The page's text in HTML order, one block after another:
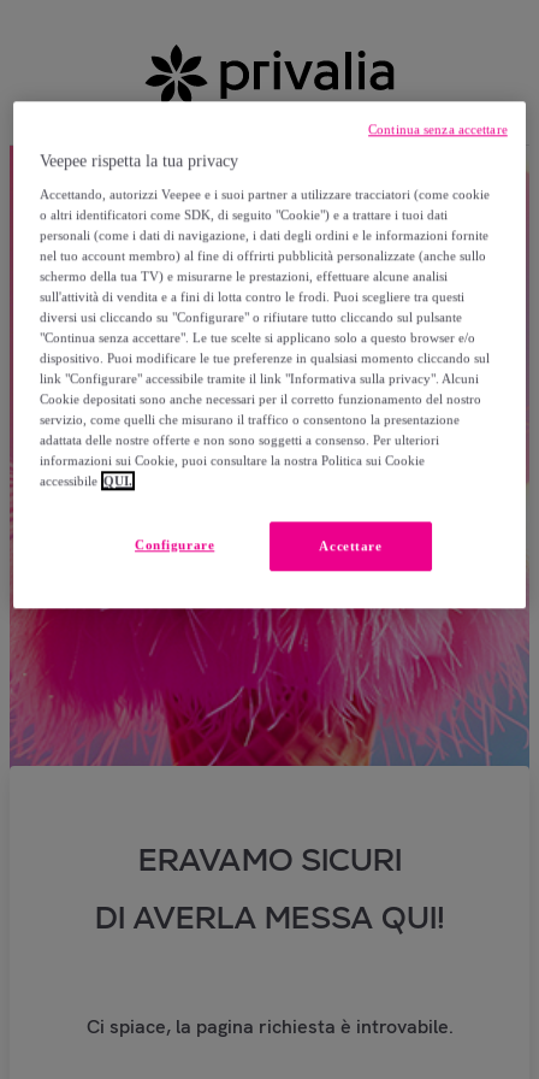
ERAVAMO SICURI
DI AVERLA MESSA QUI!
Ci spiace, la pagina richiesta è introvabile.
Veepee rispetta la tua privacy
Accettando, autorizzi Veepee e i suoi partner a utilizzare tracciatori (come cookie
o altri identificatori come SDK, di seguito "Cookie") e a trattare i tuoi dati
personali (come i dati di navigazione, i dati degli ordini e le informazioni fornite
nel tuo account membro) al fine di offrirti pubblicità personalizzate (anche sullo
schermo della tua TV) e misurarne le prestazioni, effettuare alcune analisi
sull'attività di vendita e a fini di lotta contro le frodi. Puoi scegliere tra questi
diversi usi cliccando su "Configurare" o rifiutare tutto cliccando sul pulsante
"Continua senza accettare". Le tue scelte si applicano solo a questo browser e/o
dispositivo. Puoi modificare le tue preferenze in qualsiasi momento cliccando sul
link "Configurare" accessibile tramite il link "Informativa sulla privacy". Alcuni
Cookie depositati sono anche necessari per il corretto funzionamento del nostro
servizio, come quelli che misurano il traffico o consentono la presentazione
adattata delle nostre offerte e non sono soggetti a consenso. Per ulteriori
informazioni sui Cookie, puoi consultare la nostra Politica sui Cookie
accessibile QUI.
Accettare
Configurare
Continua senza accettare